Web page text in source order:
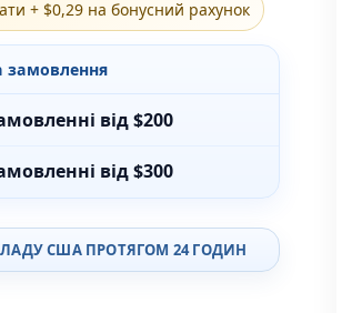
зимові
Валентина
класика
проза
та фентезі
+ $0,29 на бонусний рахунок
замовлення
від $200
від $300
США ПРОТЯГОМ 24 ГОДИН